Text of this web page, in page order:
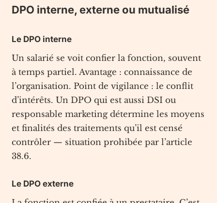
DPO interne, externe ou mutualisé
Le DPO interne
Un salarié se voit confier la fonction, souvent
à temps partiel. Avantage : connaissance de
l’organisation. Point de vigilance : le conflit
d’intérêts. Un DPO qui est aussi DSI ou
responsable marketing détermine les moyens
et finalités des traitements qu’il est censé
contrôler — situation prohibée par l’article
38.6.
Le DPO externe